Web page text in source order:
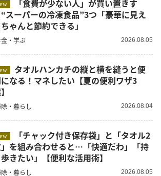
スーパーの冷凍食品”3つ「豪華に見え
ゃんと節約できる」
金・学ぶ 2026.08.05
なる！マネしたい【夏の便利ワザ3
・暮らし 2026.08.04
を組み合わせると…「快適だわ」「持
きたい」【便利な活用術】
・暮らし 2026.08.05